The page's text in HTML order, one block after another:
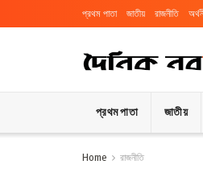
প্রথম পাতা জাতীয় রাজনীতি
প্রথম পাতা জাতীয়
Home রাজনীতি